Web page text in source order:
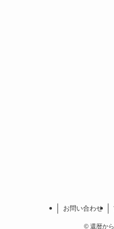
お問い合わせ
©還暦か